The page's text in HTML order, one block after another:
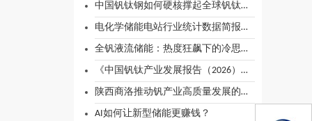
中国钒钛钢如何硬核撑起全球钒钛产业
电化学储能电站行业统计数据简报（2026年一季度）
全钒液流储能：热度狂飙下的冷思考 春天未至 理性方能行远
《中国钒钛产业发展报告（2026）》发布
陕西商洛推动钒产业高质量发展的实践与思考
AI如何让新型储能更赚钱？